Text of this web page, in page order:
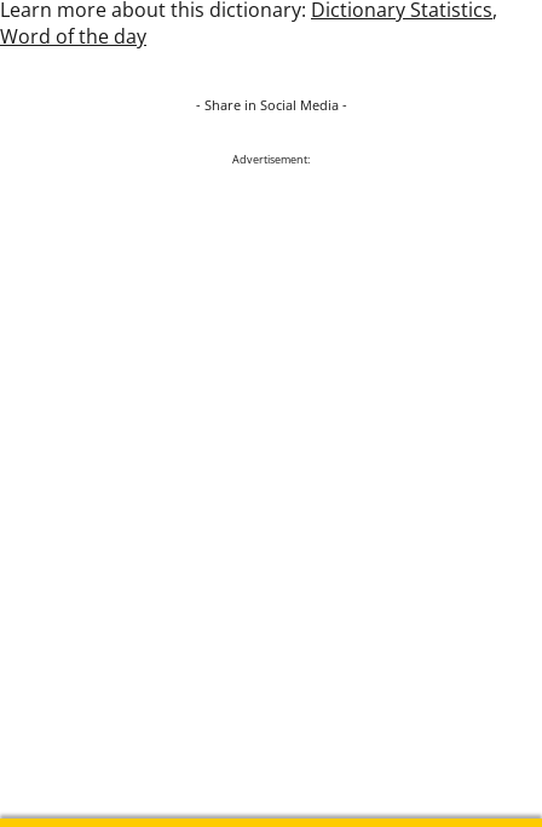
Learn more about this dictionary: Dictionary Statistics,
Word of the day
- Share in Social Media -
Advertisement: